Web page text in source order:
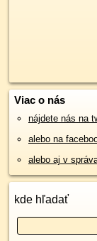
Viac o nás
nájdete nás na
alebo na
alebo aj v
kde hľadať